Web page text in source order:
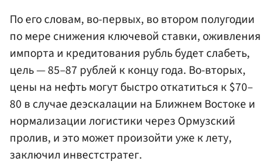
По его словам, во-первых, во втором полугодии
по мере снижения ключевой ставки, оживления
импорта и кредитования рубль будет слабеть,
цель — 85–87 рублей к концу года. Во-вторых,
цены на нефть могут быстро откатиться к $70–
80 в случае деэскалации на Ближнем Востоке и
нормализации логистики через Ормузский
пролив, и это может произойти уже к лету,
заключил инвестстратег.